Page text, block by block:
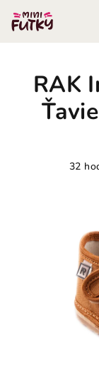
obsah
RAK
32